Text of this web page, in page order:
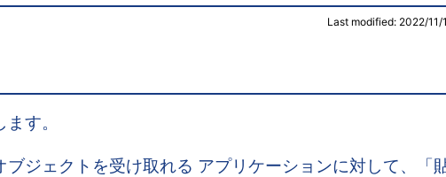
Last modified: 2022/11/
す。
ジェクトを受け取れる アプリケーションに対して、「